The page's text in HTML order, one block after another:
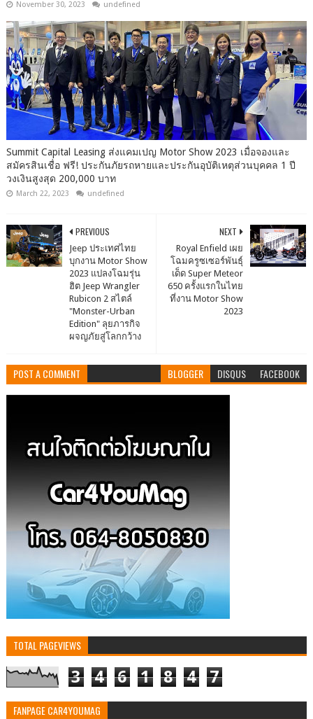
November 30, 2023 undefined
Summit Capital Leasing ส่งแคมเปญ Motor Show 2023 เมื่อจองและ
สมัครสินเชื่อ ฟรี! ประกันภัยรถหายและประกันอุบัติเหตุส่วนบุคคล 1 ปี
วงเงินสูงสุด 200,000 บาท
March 22, 2023 undefined
NEXT
Royal Enfield เผย
โฉมครูซเซอร์พันธุ์
เด็ด Super Meteor
650 ครั้งแรกในไทย
ที่งาน Motor Show
2023
PREVIOUS
Jeep ประเทศไทย
บุกงาน Motor Show
2023 แปลงโฉมรุ่น
ฮิต Jeep Wrangler
Rubicon 2 สไตล์
"Monster-Urban
Edition" ลุยภารกิจ
ผจญภัยสู่โลกกว้าง
POST A COMMENT BLOGGER DISQUS FACEBOOK
TOTAL PAGEVIEWS
3 4 6 1 8 4 7
FANPAGE CAR4YOUMAG